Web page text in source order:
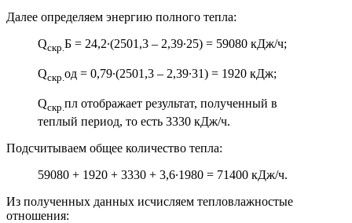
Далее определяем энергию полного тепла:
Qскр.Б = 24,2∙(2501,3 – 2,39∙25) = 59080 кДж/ч;
Qскр.од = 0,79∙(2501,3 – 2,39∙31) = 1920 кДж;
Qскр.пл отображает результат, полученный в
теплый период, то есть 3330 кДж/ч.
Подсчитываем общее количество тепла:
59080 + 1920 + 3330 + 3,6∙1980 = 71400 кДж/ч.
Из полученных данных исчисляем тепловлажностые
отношения: